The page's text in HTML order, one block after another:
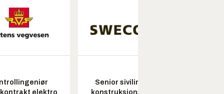
elektro
Senior sivilingeniør
konstruksjonsteknikk